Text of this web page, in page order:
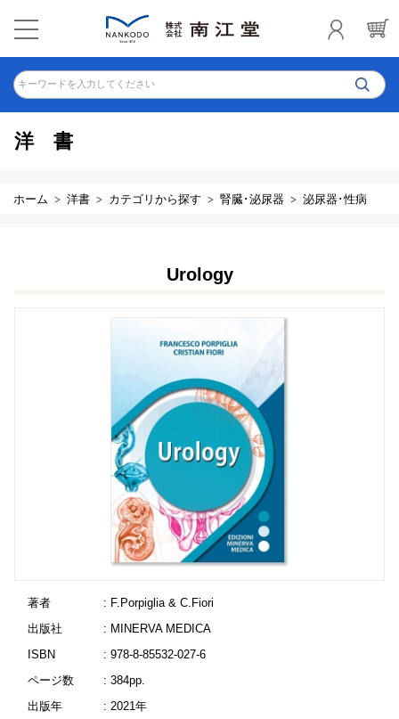
キーワードを入力してください
洋書
ホーム 洋書 カテゴリから探す 腎臓･泌尿器 泌尿器･性病
Urology
著者
: F.Porpiglia & C.Fiori
出版社
: MINERVA MEDICA
ISBN
: 978-8-85532-027-6
ページ数
: 384pp.
出版年
: 2021年